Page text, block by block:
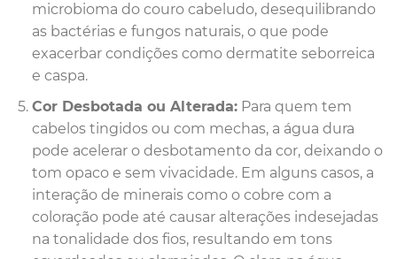
microbioma do couro cabeludo, desequilibrando
as bactérias e fungos naturais, o que pode
exacerbar condições como dermatite seborreica
e caspa.
Cor Desbotada ou Alterada:Para quem tem
cabelos tingidos ou com mechas, a água dura
pode acelerar o desbotamento da cor, deixando o
tom opaco e sem vivacidade. Em alguns casos, a
interação de minerais como o cobre com a
coloração pode até causar alterações indesejadas
na tonalidade dos fios, resultando em tons